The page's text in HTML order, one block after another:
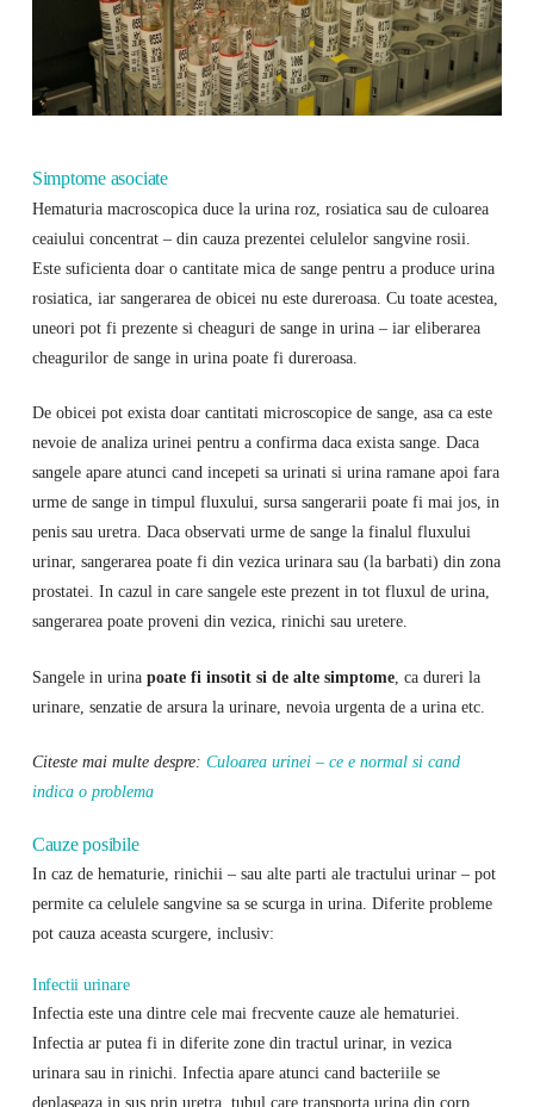
Simptome asociate
Hematuria macroscopica duce la urina roz, rosiatica sau de culoarea
ceaiului concentrat – din cauza prezentei celulelor sangvine rosii.
Este suficienta doar o cantitate mica de sange pentru a produce urina
rosiatica, iar sangerarea de obicei nu este dureroasa. Cu toate acestea,
uneori pot fi prezente si cheaguri de sange in urina – iar eliberarea
cheagurilor de sange in urina poate fi dureroasa.
De obicei pot exista doar cantitati microscopice de sange, asa ca este
nevoie de analiza urinei pentru a confirma daca exista sange. Daca
sangele apare atunci cand incepeti sa urinati si urina ramane apoi fara
urme de sange in timpul fluxului, sursa sangerarii poate fi mai jos, in
penis sau uretra. Daca observati urme de sange la finalul fluxului
urinar, sangerarea poate fi din vezica urinara sau (la barbati) din zona
prostatei. In cazul in care sangele este prezent in tot fluxul de urina,
sangerarea poate proveni din vezica, rinichi sau uretere.
Sangele in urina poate fi insotit si de alte simptome, ca dureri la
urinare, senzatie de arsura la urinare, nevoia urgenta de a urina etc.
Citeste mai multe despre: Culoarea urinei – ce e normal si cand
indica o problema
Cauze posibile
In caz de hematurie, rinichii – sau alte parti ale tractului urinar – pot
permite ca celulele sangvine sa se scurga in urina. Diferite probleme
pot cauza aceasta scurgere, inclusiv:
Infectii urinare
Infectia este una dintre cele mai frecvente cauze ale hematuriei.
Infectia ar putea fi in diferite zone din tractul urinar, in vezica
urinara sau in rinichi. Infectia apare atunci cand bacteriile se
deplaseaza in sus prin uretra, tubul care transporta urina din corp.